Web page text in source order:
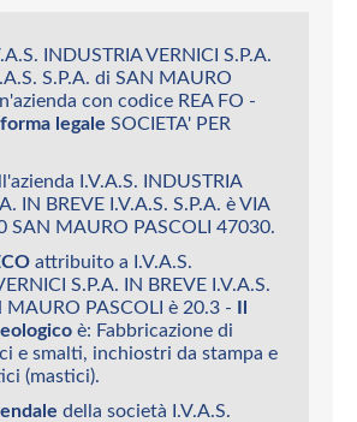
INDUSTRIA VERNICI S.P.A.
S.P.A. di SAN MAURO
con codice REA FO -
forma legale SOCIETA' PER
I.V.A.S. INDUSTRIA
IN BREVE I.V.A.S. S.P.A. è VIA
SAN MAURO PASCOLI 47030.
attribuito a I.V.A.S.
S.P.A. IN BREVE I.V.A.S.
MAURO PASCOLI è 20.3 - Il
è: Fabbricazione di
e smalti, inchiostri da stampa e
(mastici).
della società I.V.A.S.